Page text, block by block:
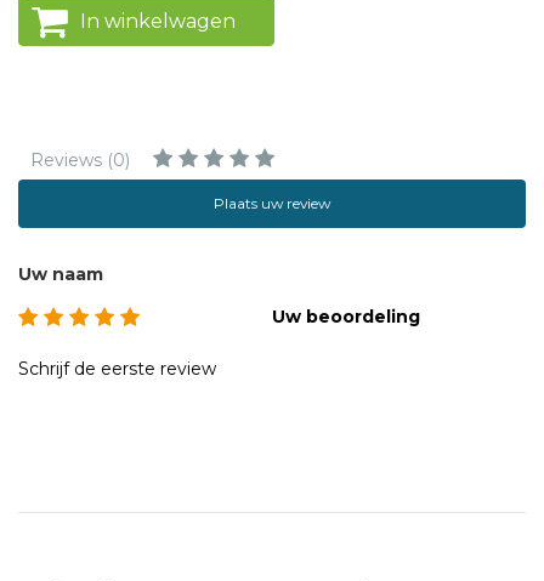
In winkelwagen
Reviews (0)
Plaats uw review
Uw naam
Uw beoordeling
Schrijf de eerste review